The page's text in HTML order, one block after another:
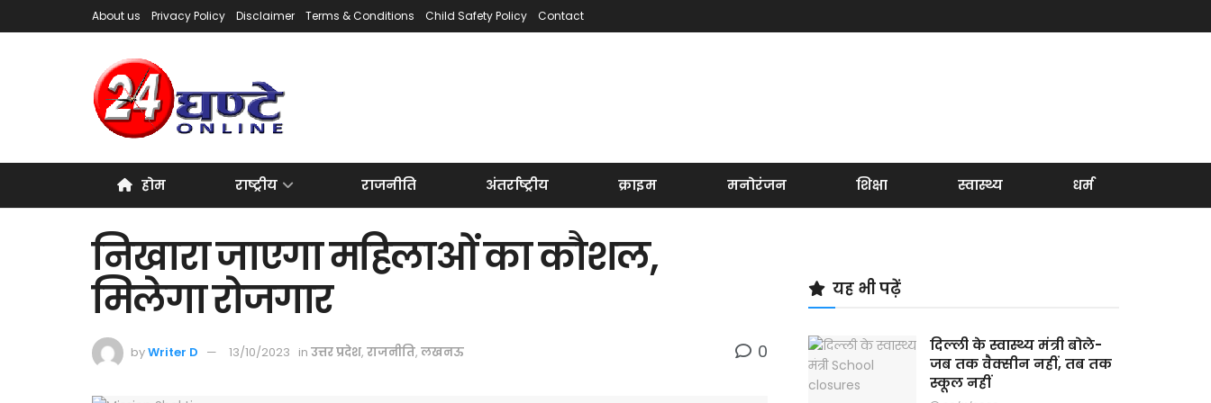
About us Privacy Policy Disclaimer Terms & Conditions Child Safety Policy Contact
होम राष्ट्रीय राजनीति अंतर्राष्ट्रीय क्राइम मनोरंजन शिक्षा स्वास्थ्य धर्म
निखारा जाएगा महिलाओं का कौशल,
मिलेगा रोजगार
byWriter D 13/10/2023 in उत्तर प्रदेश, राजनीति, लखनऊ 0
यह भी पढ़ें
दिल्ली के स्वास्थ्य मंत्री बोले-
जब तक वैक्सीन नहीं, तब तक
स्कूल नहीं